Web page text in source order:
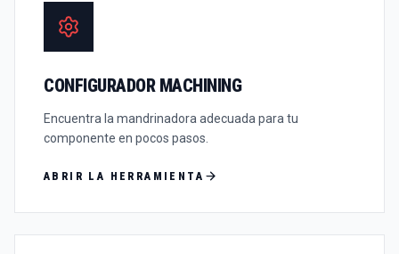
CONFIGURADOR MACHINING
Encuentra la mandrinadora adecuada para tu
componente en pocos pasos.
ABRIR LA HERRAMIENTA